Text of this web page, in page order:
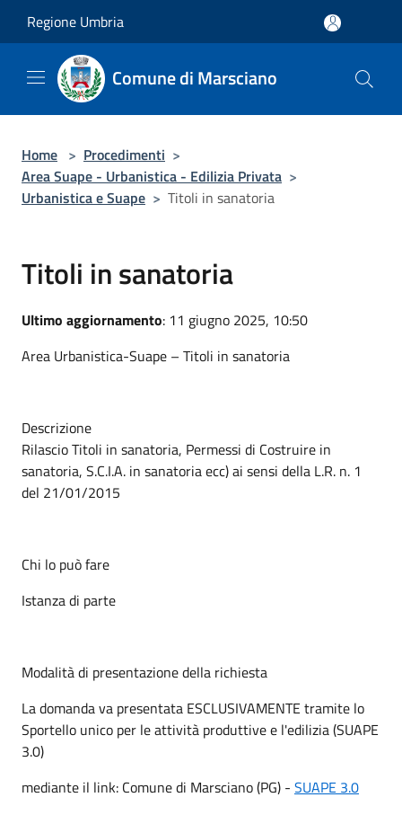
Regione Umbria
Comune di Marsciano
Home > Procedimenti >
Area Suape - Urbanistica - Edilizia Privata >
Urbanistica e Suape > Titoli in sanatoria
Titoli in sanatoria
Ultimo aggiornamento: 11 giugno 2025, 10:50
Area Urbanistica-Suape – Titoli in sanatoria
Descrizione
Rilascio Titoli in sanatoria, Permessi di Costruire in
sanatoria, S.C.I.A. in sanatoria ecc) ai sensi della L.R. n. 1
del 21/01/2015
Chi lo può fare
Istanza di parte
Modalità di presentazione della richiesta
La domanda va presentata ESCLUSIVAMENTE tramite lo
Sportello unico per le attività produttive e l'edilizia (SUAPE
3.0)
mediante il link: Comune di Marsciano (PG) - SUAPE 3.0